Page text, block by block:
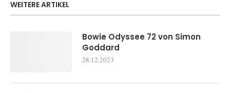
WEITERE ARTIKEL
Bowie Odyssee 72 von Simon
Goddard
28.12.2023